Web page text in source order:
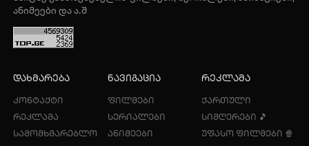
ანიმეები და ა.შ
დახმარება
კონტაქტი
რეკლამა
სამომხმარებლო
ნავიგაცია
ფილმები
სერიალები
ანიმეები
რეკლამა
ქართული
სიმღერები 🎵
უფასო ფილმები 🍿